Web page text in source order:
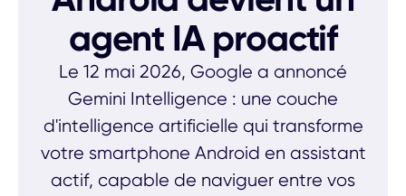
agent IA proactif
Le 12 mai 2026, Google a annoncé
Gemini Intelligence : une couche
d'intelligence artificielle qui transforme
votre smartphone Android en assistant
actif, capable de naviguer entre vos